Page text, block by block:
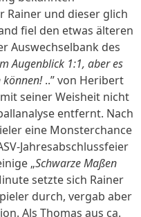
und dieser glich
fiel den etwas älteren
Auswechselbank des
Augenblick 1:1, aber es
..” von Heribert
seiner Weisheit nicht
entfernt. Nach
eine Monsterchance
Jahresabschlussfeier
„Schwarze Maßen
setzte sich Rainer
durch, vergab aber
Als Thomas aus ca.